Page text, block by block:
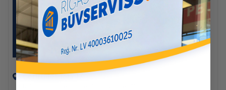
Ģertrūdes ielā 17